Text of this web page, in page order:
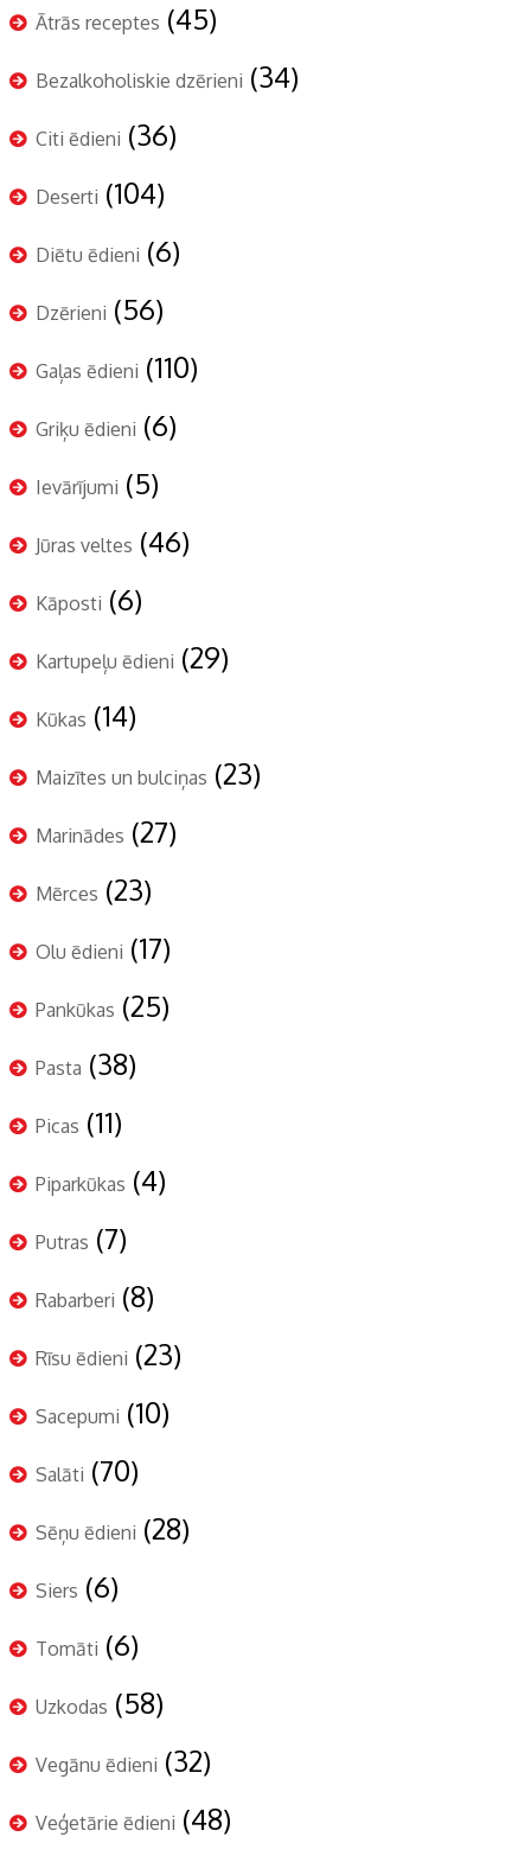
Ātrās receptes (45)
Bezalkoholiskie dzērieni (34)
Citi ēdieni (36)
Deserti (104)
Diētu ēdieni (6)
Dzērieni (56)
Gaļas ēdieni (110)
Griķu ēdieni (6)
Ievārījumi (5)
Jūras veltes (46)
Kāposti (6)
Kartupeļu ēdieni (29)
Kūkas (14)
Maizītes un bulciņas (23)
Marinādes (27)
Mērces (23)
Olu ēdieni (17)
Pankūkas (25)
Pasta (38)
Picas (11)
Piparkūkas (4)
Putras (7)
Rabarberi (8)
Rīsu ēdieni (23)
Sacepumi (10)
Salāti (70)
Sēņu ēdieni (28)
Siers (6)
Tomāti (6)
Uzkodas (58)
Vegānu ēdieni (32)
Veģetārie ēdieni (48)